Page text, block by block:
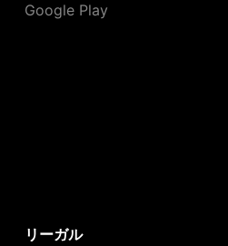
Google Play
リーガル